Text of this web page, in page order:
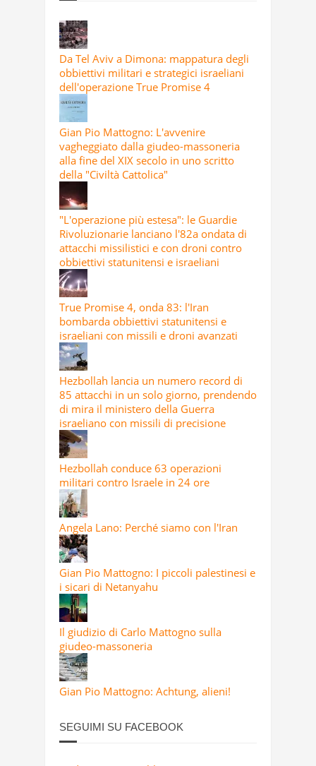
Da Tel Aviv a Dimona: mappatura degli
obbiettivi militari e strategici israeliani
dell'operazione True Promise 4
Gian Pio Mattogno: L'avvenire
vagheggiato dalla giudeo-massoneria
alla fine del XIX secolo in uno scritto
della "Civiltà Cattolica"
"L'operazione più estesa": le Guardie
Rivoluzionarie lanciano l'82a ondata di
attacchi missilistici e con droni contro
obbiettivi statunitensi e israeliani
True Promise 4, onda 83: l'Iran
bombarda obbiettivi statunitensi e
israeliani con missili e droni avanzati
Hezbollah lancia un numero record di
85 attacchi in un solo giorno, prendendo
di mira il ministero della Guerra
israeliano con missili di precisione
Hezbollah conduce 63 operazioni
militari contro Israele in 24 ore
Angela Lano: Perché siamo con l'Iran
Gian Pio Mattogno: I piccoli palestinesi e
i sicari di Netanyahu
Il giudizio di Carlo Mattogno sulla
giudeo-massoneria
Gian Pio Mattogno: Achtung, alieni!
SEGUIMI SU FACEBOOK